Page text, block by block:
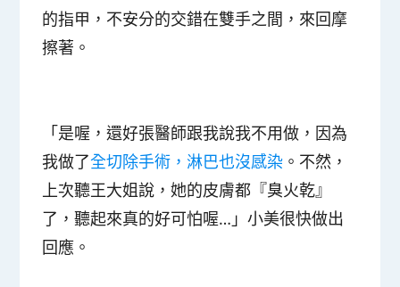
的指甲，不安分的交錯在雙手之間，來回摩
擦著。
「是喔，還好張醫師跟我說我不用做，因為
我做了全切除手術，淋巴也沒感染 。不然，
上次聽王大姐說，她的皮膚都『臭火乾』
了，聽起來真的好可怕喔…」小美很快做出
回應。